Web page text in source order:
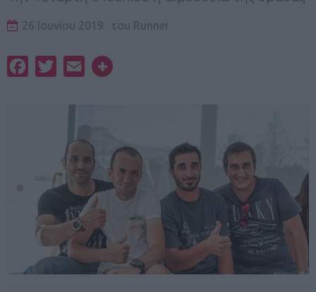
26 Ιουνίου 2019 του Runner
FacebookTwitterEmail